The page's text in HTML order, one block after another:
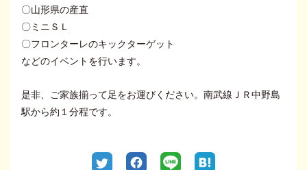
〇山形県の産直
〇ミニＳＬ
〇フロンターレのキックターゲット
などのイベントを行います。
是非、ご家族揃って足をお運びください。南武線ＪＲ中野島
駅から約１分程です。